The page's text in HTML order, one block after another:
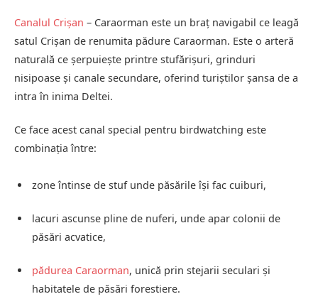
Canalul Crișan – Caraorman este un braț navigabil ce leagă
satul Crișan de renumita pădure Caraorman. Este o arteră
naturală ce șerpuiește printre stufărișuri, grinduri
nisipoase și canale secundare, oferind turiștilor șansa de a
intra în inima Deltei.
Ce face acest canal special pentru birdwatching este
combinația între:
zone întinse de stuf unde păsările își fac cuiburi,
lacuri ascunse pline de nuferi, unde apar colonii de
păsări acvatice,
pădurea Caraorman, unică prin stejarii seculari și
habitatele de păsări forestiere.